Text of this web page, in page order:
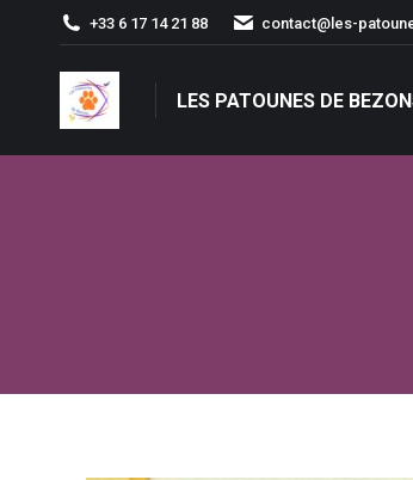
+33 6 17 14 21 88 contact@les-
LES PATOUNES DE